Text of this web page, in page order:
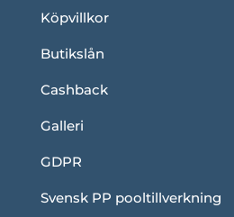
Köpvillkor
Butikslån
Cashback
Galleri
GDPR
Svensk PP pooltillverkning